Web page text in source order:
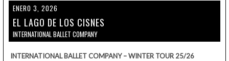
ENERO 3, 2026
EL LAGO DE LOS CISNES
INTERNATIONAL BALLET COMPANY
INTERNATIONAL BALLET COMPANY – WINTER TOUR 25/26